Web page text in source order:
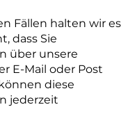
Fällen halten wir es
dass Sie
über unsere
E-Mail oder Post
diese
jederzeit